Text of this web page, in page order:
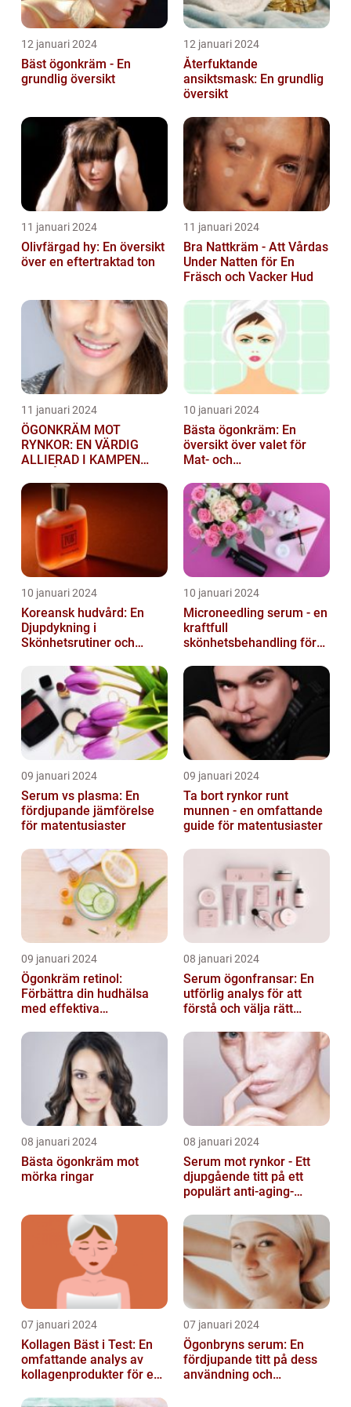
12 januari 2024
Bäst ögonkräm - En
grundlig översikt
12 januari 2024
Återfuktande
ansiktsmask: En grundlig
översikt
11 januari 2024
Olivfärgad hy: En översikt
över en eftertraktad ton
11 januari 2024
Bra Nattkräm - Att Vårdas
Under Natten för En
Fräsch och Vacker Hud
11 januari 2024
ÖGONKRÄM MOT
RYNKOR: EN VÄRDIG
ALLIERAD I KAMPEN
10 januari 2024
Bästa ögonkräm: En
översikt över valet för
Mat- och
10 januari 2024
Koreansk hudvård: En
Djupdykning i
Skönhetsrutiner och
10 januari 2024
Microneedling serum - en
kraftfull
skönhetsbehandling för
09 januari 2024
Serum vs plasma: En
fördjupande jämförelse
för matentusiaster
09 januari 2024
Ta bort rynkor runt
munnen - en omfattande
guide för matentusiaster
09 januari 2024
Ögonkräm retinol:
Förbättra din hudhälsa
med effektiva
08 januari 2024
Serum ögonfransar: En
utförlig analys för att
förstå och välja rätt
08 januari 2024
Bästa ögonkräm mot
mörka ringar
08 januari 2024
Serum mot rynkor - Ett
djupgående titt på ett
populärt anti-aging-
hudens åld...
07 januari 2024
Kollagen Bäst i Test: En
omfattande analys av
kollagenprodukter för en
07 januari 2024
Ögonbryns serum: En
fördjupande titt på dess
användning och